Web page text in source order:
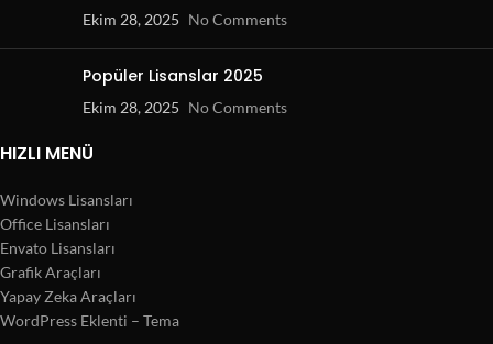
Ekim 28, 2025 No Comments
Popüler Lisanslar 2025
Ekim 28, 2025 No Comments
HIZLI MENÜ
Windows Lisansları
Office Lisansları
Envato Lisansları
Grafik Araçları
Yapay Zeka Araçları
WordPress Eklenti – Tema